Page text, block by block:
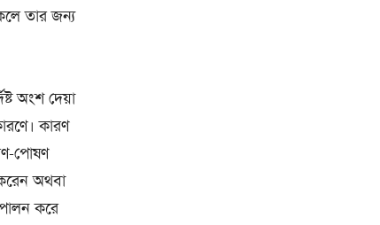
তার জন্য
অংশ দেয়া
কারণ
পোষণ
অথবা
করে